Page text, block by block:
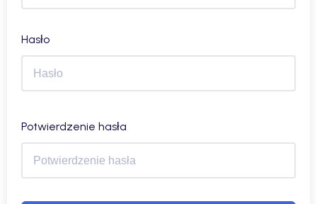
Hasło
Potwierdzenie hasła